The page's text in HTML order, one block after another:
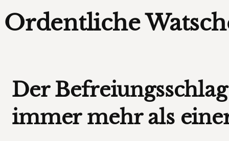
Ordentliche
Der
immer mehr als